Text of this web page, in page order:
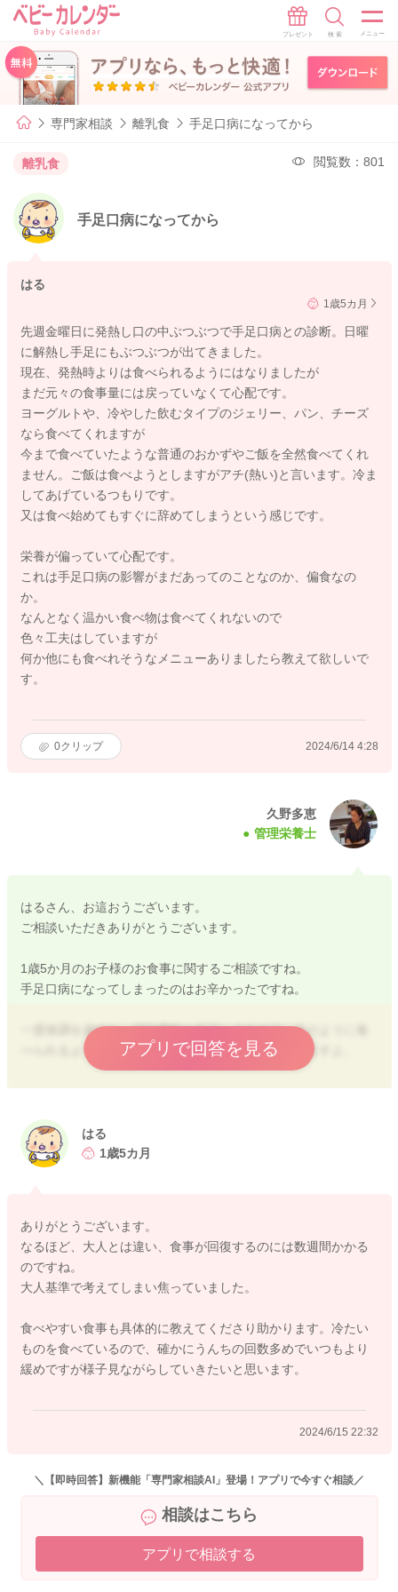
専門家相談 離乳食 手足口病になってから
離乳食 閲覧数：801
手足口病になってから
はる
1歳5カ月
先週金曜日に発熱し口の中ぶつぶつで手足口病との診断。日曜
に解熱し手足にもぶつぶつが出てきました。
現在、発熱時よりは食べられるようにはなりましたが
まだ元々の食事量には戻っていなくて心配です。
ヨーグルトや、冷やした飲むタイプのジェリー、パン、チーズ
なら食べてくれますが
今まで食べていたような普通のおかずやご飯を全然食べてくれ
ません。ご飯は食べようとしますがアチ(熱い)と言います。冷ま
してあげているつもりです。
又は食べ始めてもすぐに辞めてしまうという感じです。
栄養が偏っていて心配です。
これは手足口病の影響がまだあってのことなのか、偏食なの
か。
なんとなく温かい食べ物は食べてくれないので
色々工夫はしていますが
何か他にも食べれそうなメニューありましたら教えて欲しいで
す。
0クリップ 2024/6/14 4:28
久野多恵
管理栄養士
はるさん、お這おうございます。
ご相談いただきありがとうございます。
1歳5か月のお子様のお食事に関するご相談ですね。
手足口病になってしまったのはお辛かったですね。
一度体調を崩すと、消化機能も低下しますので、元のように食
べられるよう回復するまで数週間かかることもありますよ。
今はまだ、消化機能の回復時期ですので、食事の量はお子様が
量や食べられたいものを食べられなくても大丈夫なので、焦ら
ずにお子様の回復をまってあげつつも、食べられるものを食べ
発達が遅れているということもなさそうですし、栄養面で心配
であれば、フォローアップミルクを飲ませてあげても良いで
す。
で、熱い物よりも冷たいものが食べやすいのかなと思います。
栄養をしっカリと考えるよりも食べやすいものを与えるように
考えていただき、ゼリーやプリン、パン粥、フレンチトース
に固めたパテなども良いと思います。はんぺんなども食べやす
あげても良いので、お腹の調子を見ながら進めてあげましょ
どうぞお大事になさってください。
アプリで回答を見る
はる
1歳5カ月
ありがとうございます。
なるほど、大人とは違い、食事が回復するのには数週間かかる
のですね。
大人基準で考えてしまい焦っていました。
食べやすい食事も具体的に教えてくださり助かります。冷たい
ものを食べているので、確かにうんちの回数多めでいつもより
緩めですが様子見ながらしていきたいと思います。
2024/6/15 22:32
＼【即時回答】新機能「専門家相談AI」登場！アプリで今すぐ相談／
相談はこちら
アプリで相談する